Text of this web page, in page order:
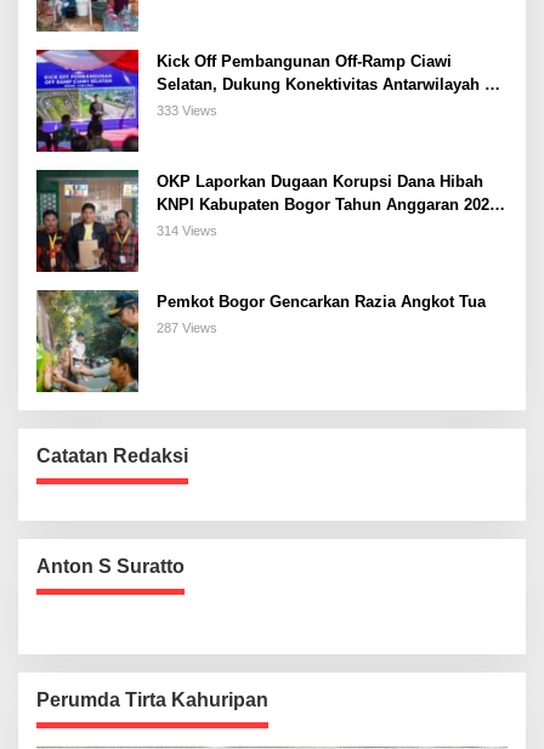
Kick Off Pembangunan Off-Ramp Ciawi
Selatan, Dukung Konektivitas Antarwilayah di
Bogor Selatan
333 Views
OKP Laporkan Dugaan Korupsi Dana Hibah
KNPI Kabupaten Bogor Tahun Anggaran 2025
Ke Kejaksaan
314 Views
Pemkot Bogor Gencarkan Razia Angkot Tua
287 Views
Catatan Redaksi
Anton S Suratto
Perumda Tirta Kahuripan